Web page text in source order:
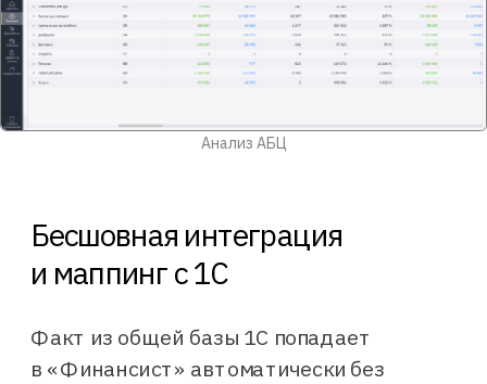
Бесшовная интеграция
и маппинг с 1С
Факт из общей базы 1С попадает
в «Финансист» автоматически без
уходило на сбор и сведение
данных. Теперь 1С формирует мне
управленческую отчётность, а
план-фактный анализ происходит в
Егор Власов
Генеральный директор «Инфолио групп»